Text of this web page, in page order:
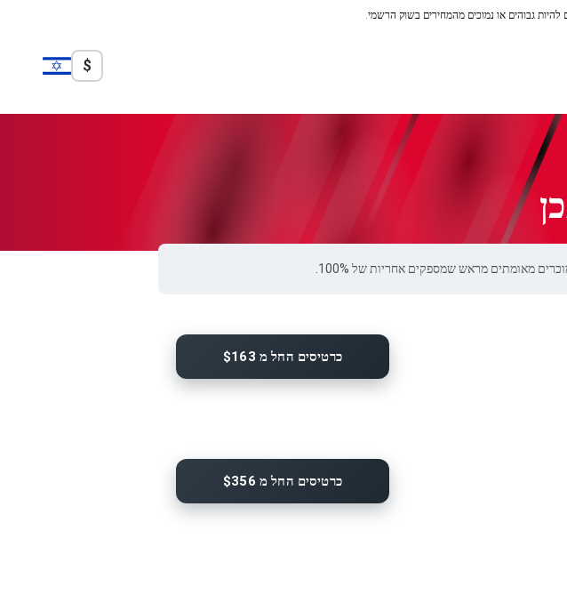
להיות גבוהים או נמוכים מהמחירים בשוק הרשמי.
$
כרטיסים החל מ $163
כרטיסים החל מ $356